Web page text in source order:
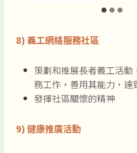
8) 義工網絡服務社區
策劃和推展長者義工活動
務工作，善用其能力，達
發揮社區關懷的精神
9)健康推廣活動